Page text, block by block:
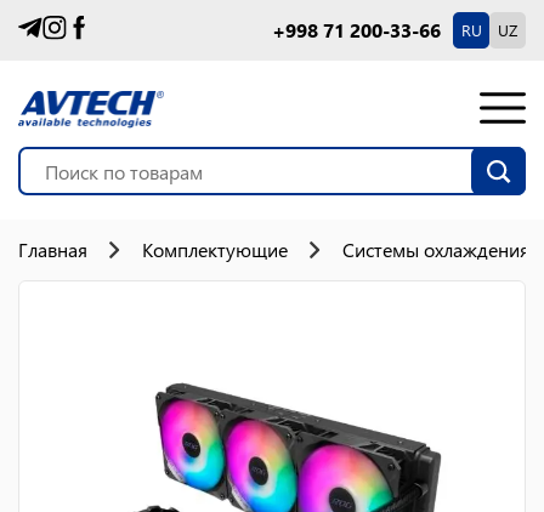
+998 71 200-33-66 RU UZ
Главная Комплектующие Системы охлаждения